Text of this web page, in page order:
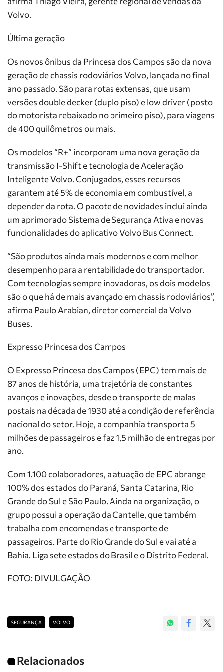
Volvo.
Última geração
Os novos ônibus da Princesa dos Campos são da nova
geração de chassis rodoviários Volvo, lançada no final
ano passado. São para rotas extensas, que usam
versões double decker (duplo piso) e low driver (posto
do motorista rebaixado no primeiro piso), para viagens
de 400 quilômetros ou mais.
Os modelos “R+” incorporam uma nova geração da
transmissão I-Shift e tecnologia de Aceleração
Inteligente Volvo. Conjugados, esses recursos
garantem até 5% de economia em combustível, a
depender da rota. O pacote de novidades inclui ainda
um aprimorado Sistema de Segurança Ativa e novas
funcionalidades do aplicativo Volvo Bus Connect.
“São produtos ainda mais modernos e com melhor
desempenho para a rentabilidade do transportador.
Com tecnologias sempre inovadoras, os dois modelos
são o que há de mais avançado em chassis rodoviários”,
afirma Paulo Arabian, diretor comercial da Volvo
Buses.
Expresso Princesa dos Campos
O Expresso Princesa dos Campos (EPC) tem mais de
87 anos de história, uma trajetória de constantes
avanços e inovações, desde o transporte de malas
postais na década de 1930 até a condição de referência
nacional do setor. Hoje, a companhia transporta 5
milhões de passageiros e faz 1,5 milhão de entregas por
ano.
Com 1.100 colaboradores, a atuação de EPC abrange
100% dos estados do Paraná, Santa Catarina, Rio
Grande do Sul e São Paulo. Ainda na organização, o
grupo possui a operação da Cantelle, que também
trabalha com encomendas e transporte de
passageiros. Parte do Rio Grande do Sul e vai até a
Bahia. Liga sete estados do Brasil e o Distrito Federal.
FOTO: DIVULGAÇÃO
SEGURANÇA VOLVO
Relacionados